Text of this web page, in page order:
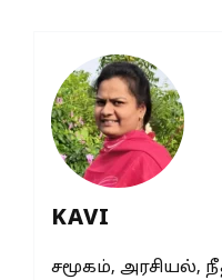
KAVI
சமூகம், அரசியல்,